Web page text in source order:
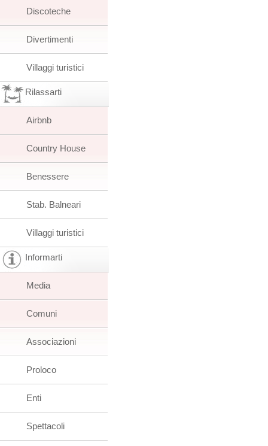
Discoteche
Divertimenti
Villaggi turistici
Rilassarti
Airbnb
Country House
Benessere
Stab. Balneari
Villaggi turistici
Informarti
Media
Comuni
Associazioni
Proloco
Enti
Spettacoli